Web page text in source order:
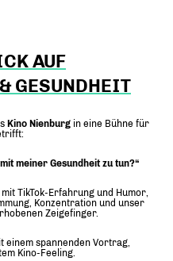
AUF
GESUNDHEIT
Kino Nienburg in eine Bühne für
meiner Gesundheit zu tun?“
mit TikTok-Erfahrung und Humor,
Konzentration und unser
Zeigefinger.
einem spannenden Vortrag,
Kino-Feeling.